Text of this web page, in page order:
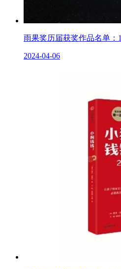
雨果奖历届获奖作品名单：
2024-04-06